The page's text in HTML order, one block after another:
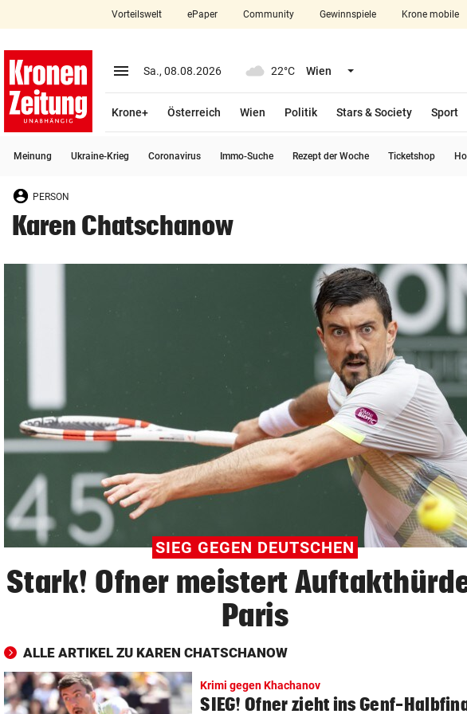
closeSchließen
account_circle Anmelden
arrow_right
bookmark Merkliste
Suchbegriff
Vorteilswelt ePaper Community Gewinnspiele Krone mobile
menu Menü aufklappen
Sa., 08.08.2026 22°C Wien Menü aufklappen
Krone+ Österreich Wien Politik Stars & Society Sport
Meinung Ukraine-Krieg Coronavirus Immo-Suche Rezept der Woche Ticketshop
PERSON
Karen Chatschanow
SIEG GEGEN DEUTSCHEN
Stark! Ofner meistert
Paris
ALLE ARTIKEL ZU KAREN CHATSCHANOW
Krimi gegen Khachanov
SIEG! Ofner zieht ins Genf-